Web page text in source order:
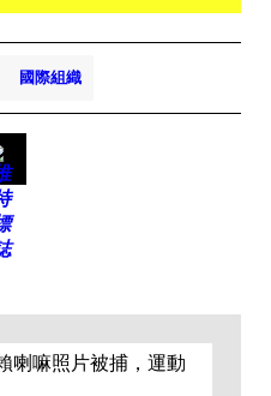
國際組織
喇嘛照片被捕，運動